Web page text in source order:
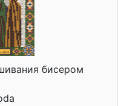
бисером